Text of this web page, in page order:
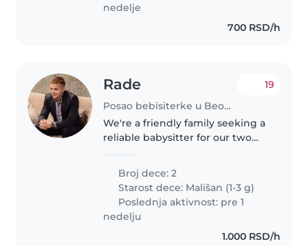
nedelje
700 RSD/h
Rade
Posao bebisiterke u Beograd
19
We're a friendly family seeking a
reliable babysitter for our two
with cooking, chores, and
helping with homework. Our..
Broj dece: 2
Starost dece: Mališan (1-3 g)
Poslednja aktivnost: pre 1
nedelju
1.000 RSD/h